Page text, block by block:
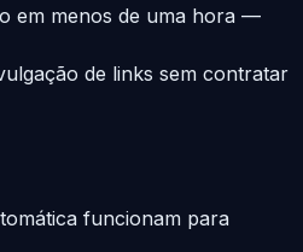
em menos de uma hora —
de links sem contratar
funcionam para